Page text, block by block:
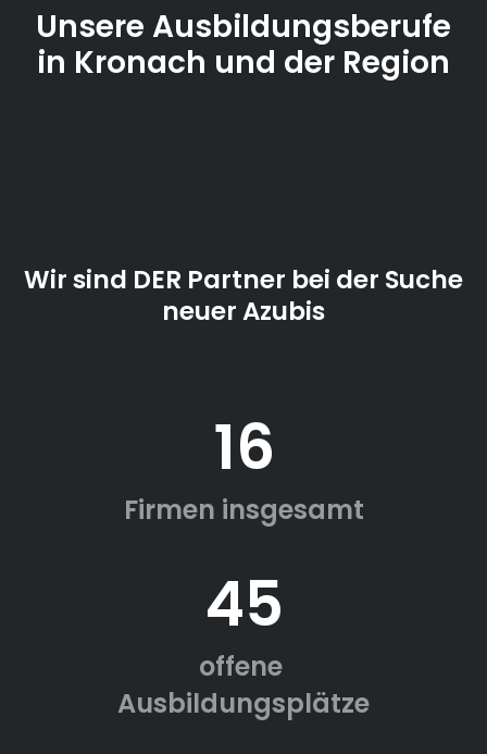
Unsere Ausbildungsberufe
in Kronach und der Region
Wir sind DER Partner bei der Suche
neuer Azubis
16
Firmen insgesamt
45
offene
Ausbildungsplätze